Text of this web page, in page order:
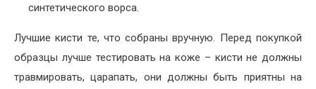
синтетического ворса.
Лучшие кисти те, что собраны вручную. Перед покупкой
образцы лучше тестировать на коже – кисти не должны
травмировать, царапать, они должны быть приятны на